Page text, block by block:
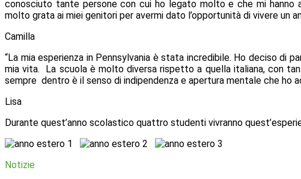
conosciuto tante persone con cui ho legato molto e che mi hanno
molto grata ai miei genitori per avermi dato l’opportunità di vivere un
Camilla
“La mia esperienza in Pennsylvania è stata incredibile. Ho deciso di
mia vita. La scuola è molto diversa rispetto a quella italiana, con
sempre dentro è il senso di indipendenza e apertura mentale che ho
Lisa
Durante quest’anno scolastico quattro studenti vivranno
Notizie